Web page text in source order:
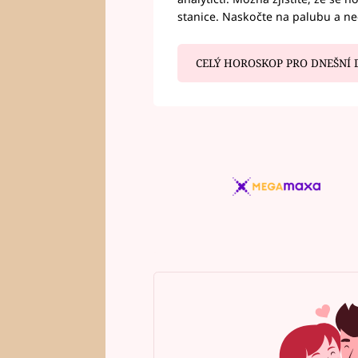
stanice. Naskočte na palubu a
CELÝ HOROSKOP PRO DNEŠNÍ